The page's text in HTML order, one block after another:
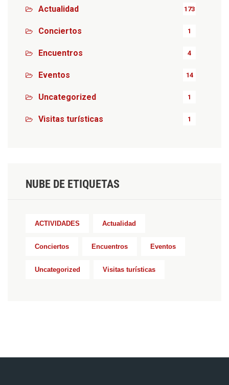
Actualidad 173
Conciertos 1
Encuentros 4
Eventos 14
Uncategorized 1
Visitas turísticas 1
NUBE DE ETIQUETAS
ACTIVIDADES Actualidad
Conciertos Encuentros Eventos
Uncategorized Visitas turísticas